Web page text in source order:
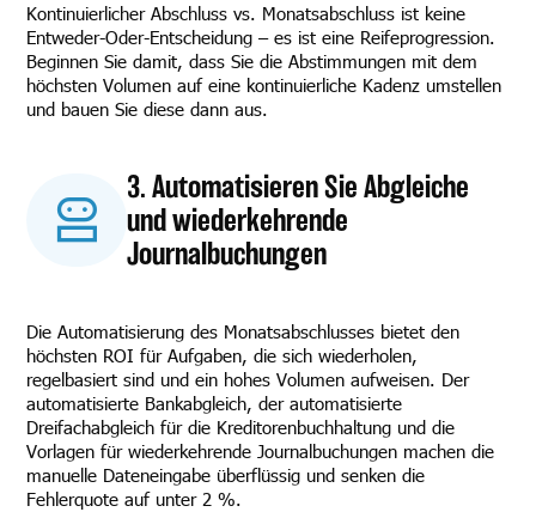
Kontinuierlicher Abschluss vs. Monatsabschluss ist keine
Entweder-Oder-Entscheidung – es ist eine Reifeprogression.
Beginnen Sie damit, dass Sie die Abstimmungen mit dem
höchsten Volumen auf eine kontinuierliche Kadenz umstellen
und bauen Sie diese dann aus.
3. Automatisieren Sie Abgleiche
und wiederkehrende
Journalbuchungen
Die Automatisierung des Monatsabschlusses bietet den
höchsten ROI für Aufgaben, die sich wiederholen,
regelbasiert sind und ein hohes Volumen aufweisen. Der
automatisierte Bankabgleich, der automatisierte
Dreifachabgleich für die Kreditorenbuchhaltung und die
Vorlagen für wiederkehrende Journalbuchungen machen die
manuelle Dateneingabe überflüssig und senken die
Fehlerquote auf unter 2 %.